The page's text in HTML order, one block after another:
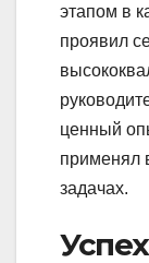
этапом в
проявил
ценный
применял
задачах.